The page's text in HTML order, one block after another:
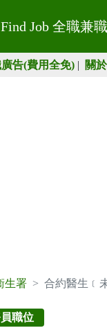
Find Job 全職兼
告(費用全免) | 關
生署 合約醫生﹝
職位